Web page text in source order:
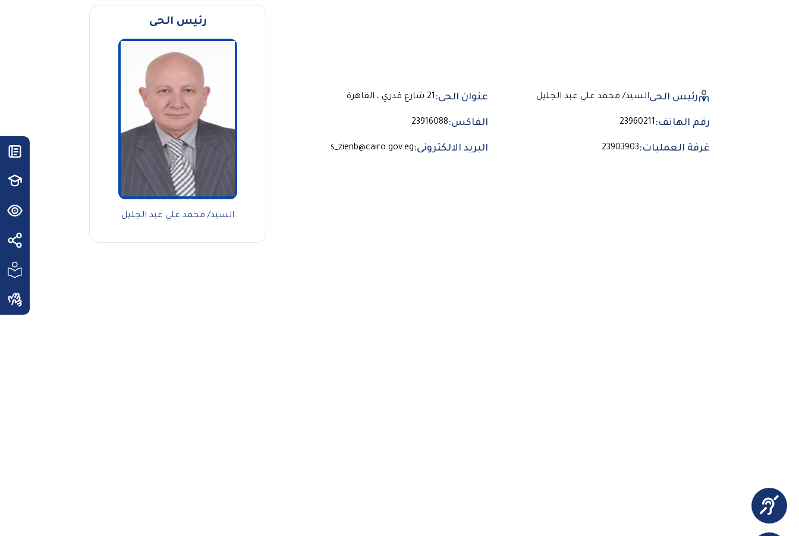
رئيس الحى
السيد/ محمد علي عبد الجليل
رئيس الحىالسيد/ محمد علي عبد الجليل عنوان الحى: 21 شارع قدري ، القاهرة
رقم الهاتف: 23960211 الفاكس:23916088
غرفة العمليات:23903903 البريد الالكترونى:s_zienb@cairo.gov.eg